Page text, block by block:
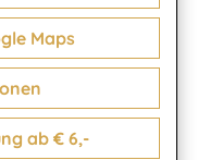
Maps
ab € 6,-